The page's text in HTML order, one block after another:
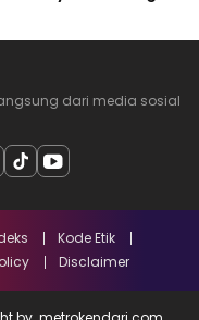
dari media sosial
Kode Etik
Disclaimer